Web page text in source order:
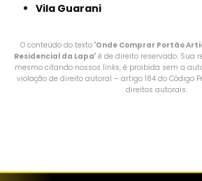
Vila Guarani
O conteúdo do texto "Onde Comprar Portão
Residencial da Lapa" é de direito reservado. Sua
mesmo citando nossos links, é proibida sem a
violação de direito autoral – artigo 184 do Código
direitos autorais.